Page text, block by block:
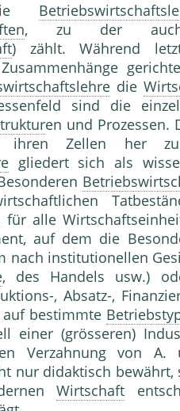
, zu der auch
) zählt. Während
die
sind die
en und Prozessen.
Zellen her zu
gliedert sich als
für alle
auf dem die
nach institutionellen
, des Handels usw.)
, Absatz-,
bestimmte
einer (grösseren)
Verzahnung von
nur didaktisch
Wirtschaft